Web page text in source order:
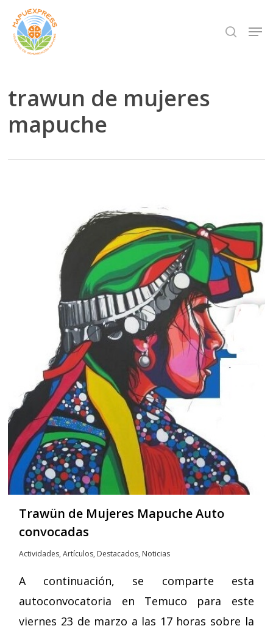
Skip
main
search
trawun de mujeres
mapuche
Trawün de Mujeres Mapuche Auto
convocadas
Actividades,Artículos, Destacados, Noticias
A continuación, se comparte esta
autoconvocatoria en Temuco para este
viernes 23 de marzo a las 17 horas sobre la
Close